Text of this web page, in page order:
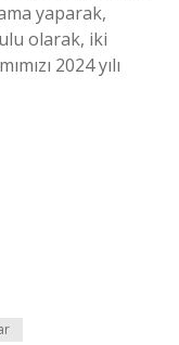
yaparak,
olarak, iki
2024 yılı